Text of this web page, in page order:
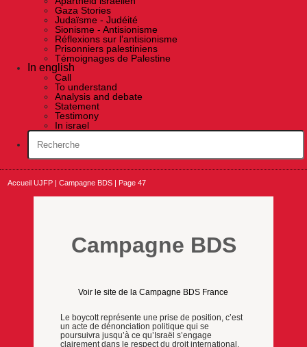
Gaza Stories
Judaïsme - Judéité
Sionisme - Antisionisme
Réflexions sur l’antisionisme
Prisonniers palestiniens
Témoignages de Palestine
In english
Call
To understand
Analysis and debate
Statement
Testimony
In israel
Accueil UJFP |Campagne BDS Page 47
Campagne BDS
Voir le site de la Campagne BDS France
Le boycott représente une prise de position, c’est
un acte de dénonciation politique qui se
poursuivra jusqu’à ce qu’Israël s’engage
clairement dans le respect du droit international,